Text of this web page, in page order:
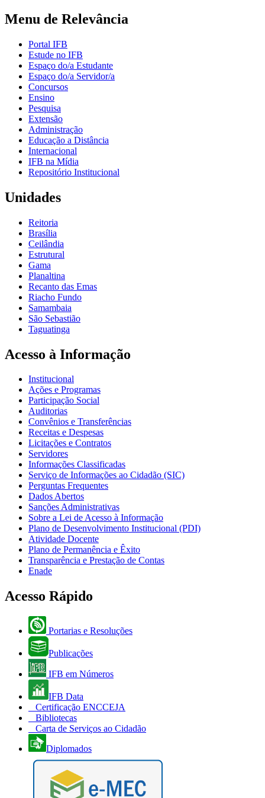
Menu de Relevância
Portal IFB
Estude no IFB
Espaço do/a Estudante
Espaço do/a Servidor/a
Concursos
Ensino
Pesquisa
Extensão
Administração
Educação a Distância
Internacional
IFB na Mídia
Repositório Institucional
Unidades
Reitoria
Brasília
Ceilândia
Estrutural
Gama
Planaltina
Recanto das Emas
Riacho Fundo
Samambaia
São Sebastião
Taguatinga
Acesso à Informação
Institucional
Ações e Programas
Participação Social
Auditorias
Convênios e Transferências
Receitas e Despesas
Licitações e Contratos
Servidores
Informações Classificadas
Serviço de Informações ao Cidadão (SIC)
Perguntas Frequentes
Dados Abertos
Sanções Administrativas
Sobre a Lei de Acesso à Informação
Plano de Desenvolvimento Institucional (PDI)
Atividade Docente
Plano de Permanência e Êxito
Transparência e Prestação de Contas
Enade
Acesso Rápido
Portarias e Resoluções
Publicações
IFB em Números
IFB Data
Certificação ENCCEJA
Bibliotecas
Carta de Serviços ao Cidadão
Diplomados